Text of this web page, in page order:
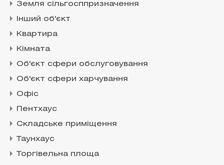
Земля сільгосппризначення
Інший об'єкт
Квартира
Кімната
Об'єкт сфери обслуговування
Об'єкт сфери харчування
Офіс
Пентхаус
Складське приміщення
Таунхаус
Торгівельна площа